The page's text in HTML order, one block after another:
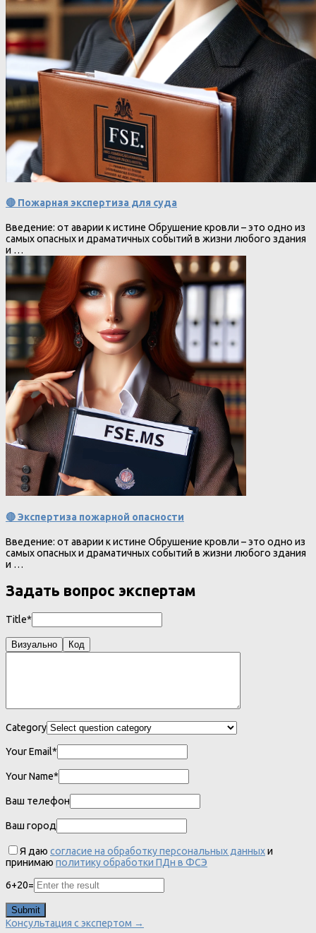
🔴 Пожарная экспертиза для суда
Введение: от аварии к истине Обрушение кровли – это одно из
самых опасных и драматичных событий в жизни любого здания
и …
🔴 Экспертиза пожарной опасности
Введение: от аварии к истине Обрушение кровли – это одно из
самых опасных и драматичных событий в жизни любого здания
и …
Задать вопрос экспертам
Title*
Визуально Код
Category
Your Email*
Your Name*
Ваш телефон
Ваш город
Я даю согласие на обработку персональных данныхи
принимаю политику обработки ПДн в ФСЭ
6+20=
Консультация с экспертом →